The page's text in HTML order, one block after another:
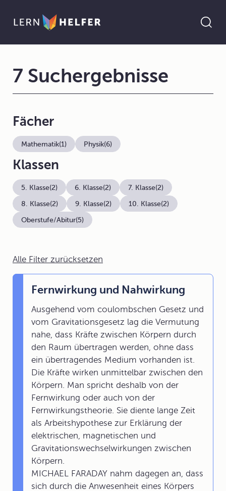
Alle Filter zurücksetzen
Fernwirkung und Nahwirkung
Ausgehend vom coulombschen Gesetz und
vom Gravitationsgesetz lag die Vermutung
nahe, dass Kräfte zwischen Körpern durch
den Raum übertragen werden, ohne dass
ein übertragendes Medium vorhanden ist.
Die Kräfte wirken unmittelbar zwischen den
Körpern. Man spricht deshalb von der
Fernwirkung oder auch von der
Fernwirkungstheorie. Sie diente lange Zeit
als Arbeitshypothese zur Erklärung der
elektrischen, magnetischen und
Gravitationswechselwirkungen zwischen
Körpern.
MICHAEL FARADAY nahm dagegen an, dass
sich durch die Anwesenheit eines Körpers
7 Suchergebnisse
Fächer
Mathematik(1) Physik(6)
Klassen
5. Klasse(2) 6. Klasse(2) 7. Klasse(2)
8. Klasse(2) 9. Klasse(2) 10. Klasse(2)
Oberstufe/Abitur(5)